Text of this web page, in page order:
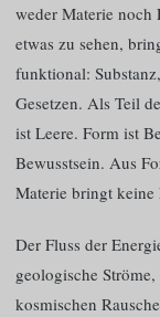
weder Materie noch
etwas zu sehen,
funktional:
Gesetzen. Als Teil
ist Leere. Form ist
Bewusstsein. Aus
Materie bringt keine
Der Fluss der
geologische
kosmischen